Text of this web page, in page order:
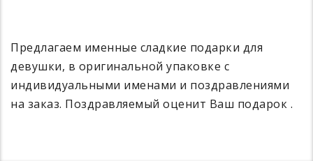
Предлагаем именные сладкие подарки для
девушки, в оригинальной упаковке с
индивидуальными именами и поздравлениями
на заказ. Поздравляемый оценит Ваш подарок .